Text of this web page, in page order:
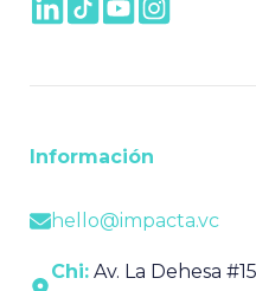
Información
hello@impacta.vc
Chi: Av. La Dehesa